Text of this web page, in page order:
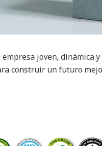
empresa joven,
construir un futuro